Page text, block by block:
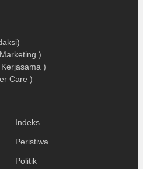
)
)
Care )
Indeks
Peristiwa
Politik